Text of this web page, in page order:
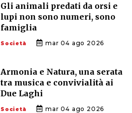
Gli animali predati da orsi e
lupi non sono numeri, sono
famiglia
Società mar 04 ago 2026
Armonia e Natura, una serata
tra musica e convivialità ai
Due Laghi
Società mar 04 ago 2026